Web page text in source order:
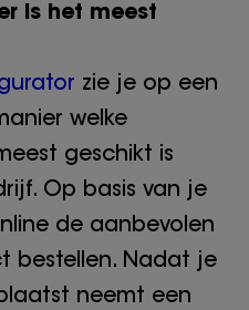
is het meest
zie je op een
welke
geschikt is
Op basis van je
de aanbevolen
bestellen. Nadat je
neemt een